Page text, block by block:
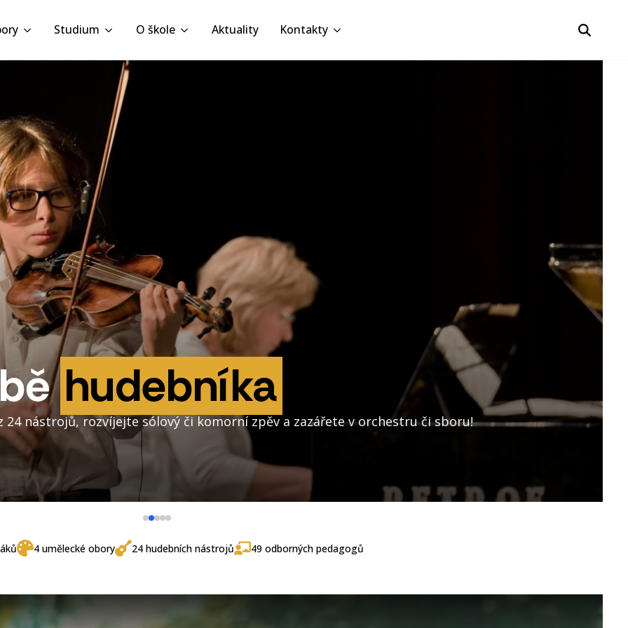
Studium O škole Aktuality Kontakty
zpěv a zazářete v orchestru či sboru!
Najděte v
Probuďte v sobě tvořivost.
radost ze společného tvoření.
4 umělecké obory 24 hudebních nástrojů 49 odborných pedagogů